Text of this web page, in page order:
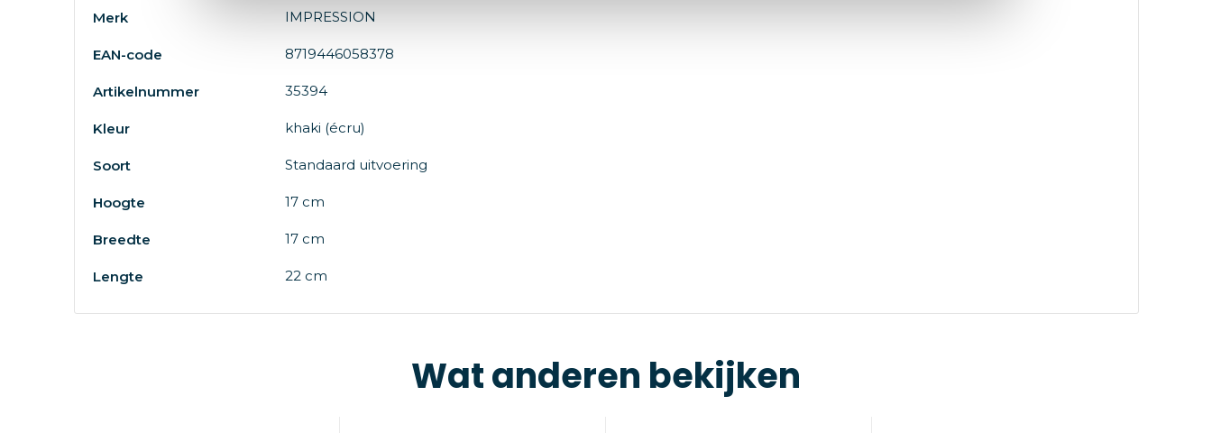
Merk IMPRESSION
EAN-code 8719446058378
Artikelnummer 35394
Kleur khaki (écru)
Soort Standaard uitvoering
Hoogte 17 cm
Breedte 17 cm
Lengte 22 cm
Wat anderen bekijken